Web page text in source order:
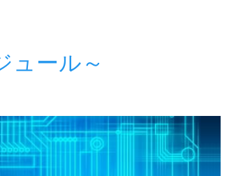
ュール～